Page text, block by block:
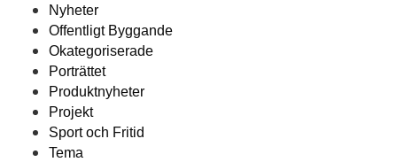
Nyheter
Offentligt Byggande
Okategoriserade
Porträttet
Produktnyheter
Projekt
Sport och Fritid
Tema